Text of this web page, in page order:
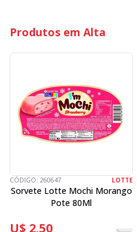
Produtos em Alta
CÓDIGO: 260647 LOTTE
Sorvete Lotte Mochi Morango
Pote 80Ml
U$ 2,50